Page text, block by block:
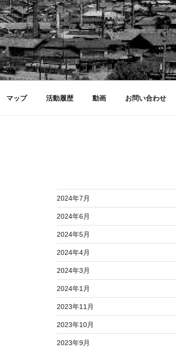
マップ 活動履歴 動画 お問い合わせ
2024年7月
2024年6月
2024年5月
2024年4月
2024年3月
2024年1月
2023年11月
2023年10月
2023年9月